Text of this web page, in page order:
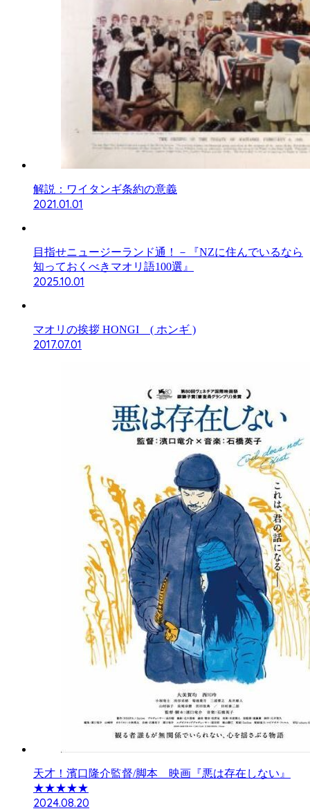
解説：ワイタンギ条約の意義
2021.01.01
目指せニュージーランド通！－『NZに住んでいるなら
知っておくべきマオリ語100選』
2025.10.01
マオリの挨拶 HONGI ( ホンギ )
2017.07.01
天才！濱口隆介監督/脚本 映画『悪は存在しない』
★★★★★
2024.08.20